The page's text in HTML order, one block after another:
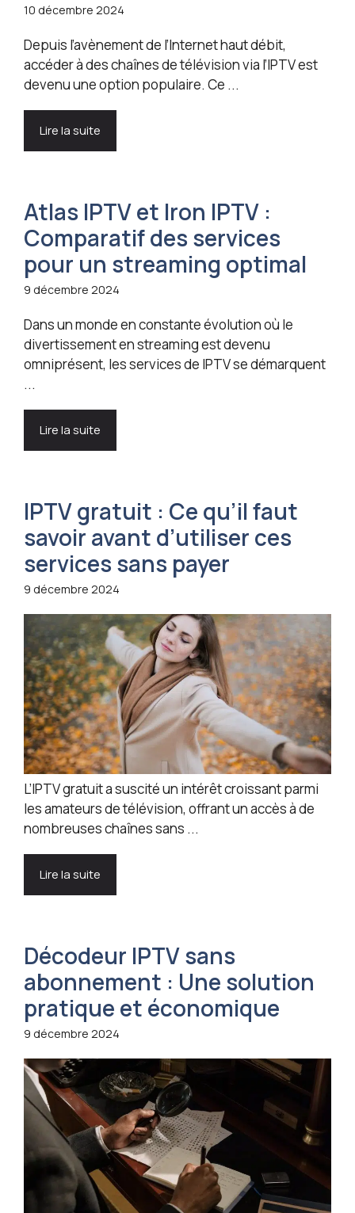
10 décembre 2024
Depuis l’avènement de l’Internet haut débit,
accéder à des chaînes de télévision via l’IPTV est
devenu une option populaire. Ce ...
Lire la suite
Atlas IPTV et Iron IPTV :
Comparatif des services
pour un streaming optimal
9 décembre 2024
Dans un monde en constante évolution où le
divertissement en streaming est devenu
omniprésent, les services de IPTV se démarquent
...
Lire la suite
IPTV gratuit : Ce qu’il faut
savoir avant d’utiliser ces
services sans payer
9 décembre 2024
L’IPTV gratuit a suscité un intérêt croissant parmi
les amateurs de télévision, offrant un accès à de
nombreuses chaînes sans ...
Lire la suite
Décodeur IPTV sans
abonnement : Une solution
pratique et économique
9 décembre 2024